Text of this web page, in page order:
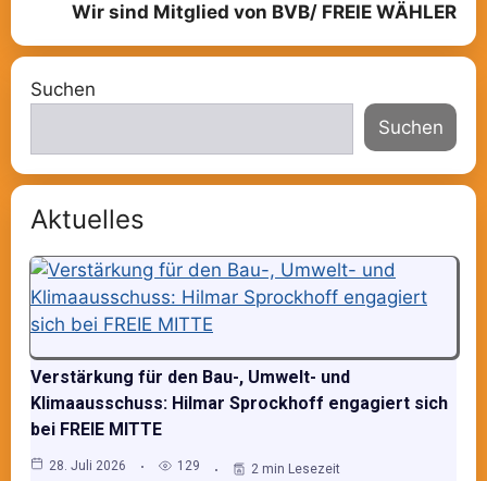
Wir sind Mitglied von BVB/ FREIE WÄHLER
Suchen
Suchen
Aktuelles
Verstärkung für den Bau-, Umwelt- und
Klimaausschuss: Hilmar Sprockhoff engagiert sich
bei FREIE MITTE
28. Juli 2026 129 2 min Lesezeit